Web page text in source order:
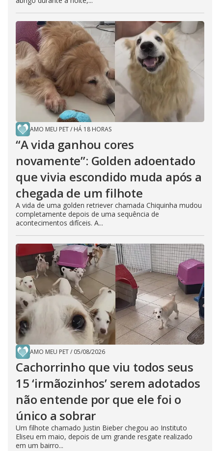
AMO MEU PET/ HÁ 18 HORAS
“A vida ganhou cores
novamente”: Golden adoentado
que vivia escondido muda após a
chegada de um filhote
A vida de uma golden retriever chamada Chiquinha mudou
completamente depois de uma sequência de
acontecimentos difíceis. A...
AMO MEU PET/ 05/08/2026
Cachorrinho que viu todos seus
15 ‘irmãozinhos’ serem adotados
não entende por que ele foi o
único a sobrar
Um filhote chamado Justin Bieber chegou ao Instituto
Eliseu em maio, depois de um grande resgate realizado
em um bairro...